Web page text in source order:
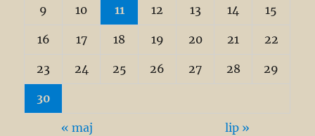
9 10 11 12 13 14 15
16 17 18 19 20 21 22
23 24 25 26 27 28 29
30
« maj lip »